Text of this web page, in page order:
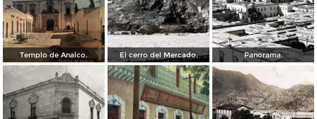
Templo de Analco. El cerro del Mercado. Panorama.